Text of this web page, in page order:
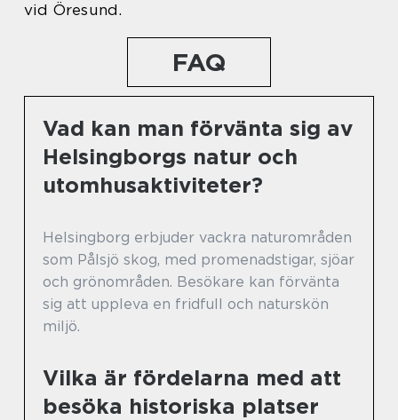
vid Öresund.
FAQ
Vad kan man förvänta sig av
Helsingborgs natur och
utomhusaktiviteter?
Helsingborg erbjuder vackra naturområden
som Pålsjö skog, med promenadstigar, sjöar
och grönområden. Besökare kan förvänta
sig att uppleva en fridfull och naturskön
miljö.
Vilka är fördelarna med att
besöka historiska platser